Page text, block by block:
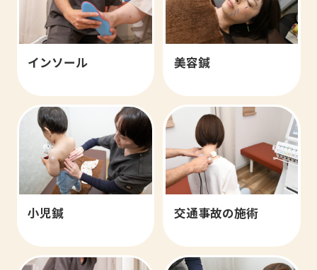
インソール 美容鍼
小児鍼 交通事故の施術